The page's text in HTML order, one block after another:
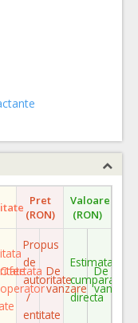
Pret
(RON)
Valoare
(RON)
Ofertata
operator
Propus
de
autoritate
/
entitate
De
vanzare
Estimata
cumparare
directa
De
vanzare